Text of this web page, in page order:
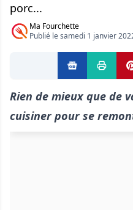
porc...
Ma Fourchette
Publié le samedi 1 janvier
Rien de mieux que de
cuisiner pour se